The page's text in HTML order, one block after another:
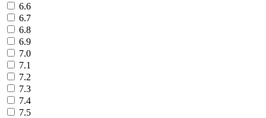
6.6
6.7
6.8
6.9
7.0
7.1
7.2
7.3
7.4
7.5